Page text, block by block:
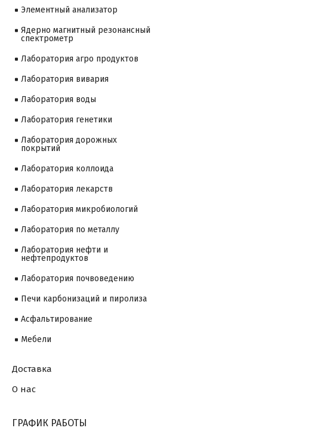
Элементный анализатор
Ядерно магнитный резонансный
спектрометр
Лаборатория агро продуктов
Лаборатория вивария
Лаборатория воды
Лаборатория генетики
Лаборатория дорожных
покрытий
Лаборатория коллоида
Лаборатория лекарств
Лаборатория микробиологий
Лаборатория по металлу
Лаборатория нефти и
нефтепродуктов
Лаборатория почвоведению
Печи карбонизаций и пиролиза
Асфальтирование
Мебели
Доставка
О нас
ГРАФИК РАБОТЫ